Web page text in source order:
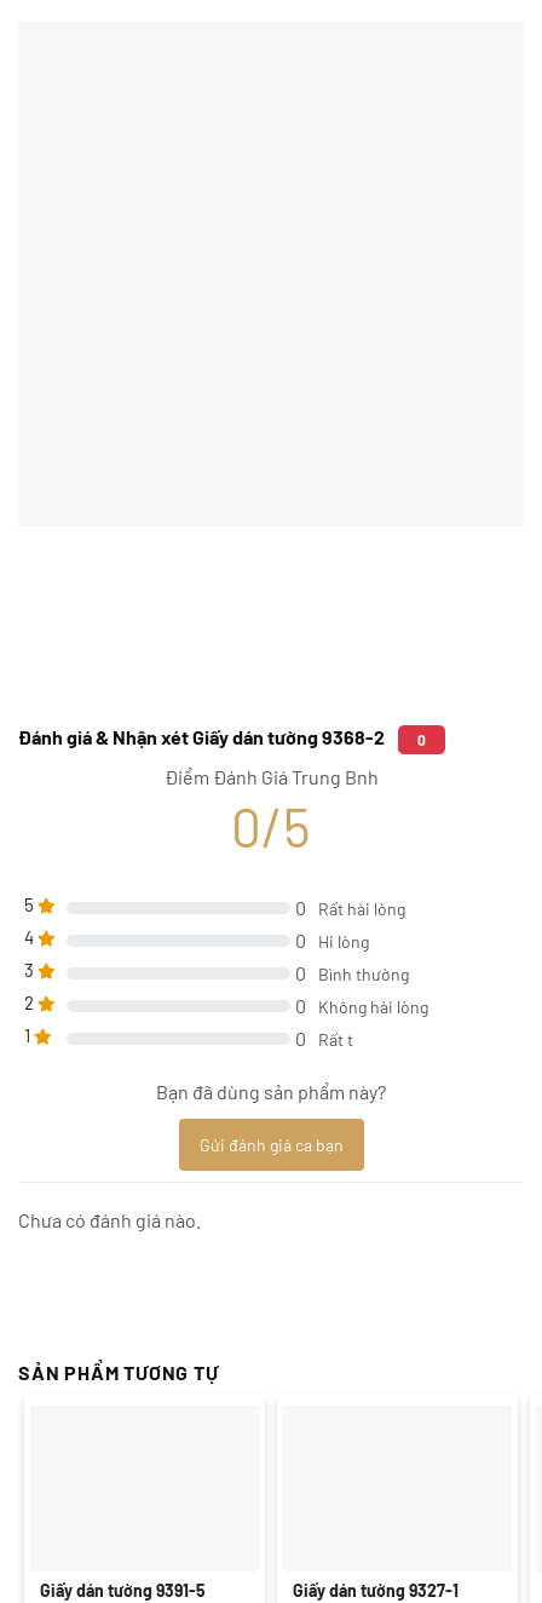
Đánh giá & Nhận xét Giấy dán tường 9368-2 0
Điểm Đánh Giá Trung Bnh
0/5
5 0 Rất hài lòng
4 0 Hi lòng
3 0 Bình thường
2 0 Không hài lòng
1 0 Rất t
Bạn đã dùng sản phẩm này?
Gửi đánh giá ca bạn
Chưa có đánh giá nào.
SẢN PHẨM TƯƠNG TỰ
Giấy dán tường 9391-5 Giấy dán tường 9327-1